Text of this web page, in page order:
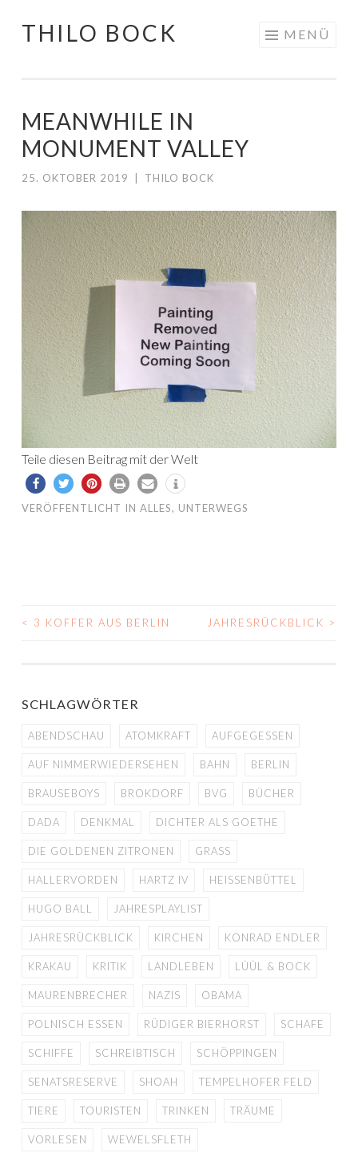
Springe
THILO BOCK MENÜ
MEANWHILE IN
MONUMENT VALLEY
25. OKTOBER 2019 THILO BOCK
Teile diesen Beitrag mit der Welt
VERÖFFENTLICHT IN ALLES, UNTERWEGS
BEITRAGS-
< 3 KOFFER AUS BERLIN JAHRESRÜCKBLICK >
SCHLAGWÖRTER
ABENDSCHAU ATOMKRAFT AUFGEGESSEN
AUF NIMMERWIEDERSEHEN BAHN BERLIN
BRAUSEBOYS BROKDORF BVG BÜCHER
DADA DENKMAL DICHTER ALS GOETHE
DIE GOLDENEN ZITRONEN GRASS
HALLERVORDEN HARTZ IV HEISSENBÜTTEL
HUGO BALL JAHRESPLAYLIST
JAHRESRÜCKBLICK KIRCHEN KONRAD ENDLER
KRAKAU KRITIK LANDLEBEN LÜÜL & BOCK
MAURENBRECHER NAZIS OBAMA
POLNISCH ESSEN RÜDIGER BIERHORST SCHAFE
SCHIFFE SCHREIBTISCH SCHÖPPINGEN
SENATSRESERVE SHOAH TEMPELHOFER FELD
TIERE TOURISTEN TRINKEN TRÄUME
VORLESEN WEWELSFLETH